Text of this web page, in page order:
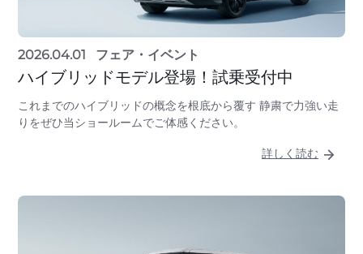
2026.04.01 フェア・イベント
ハイブリッドモデル登場！試乗受付中
これまでのハイブリッドの概念を根底から覆す 静粛で力強い走
りをぜひ当ショールームでご体感ください。
詳しく読む